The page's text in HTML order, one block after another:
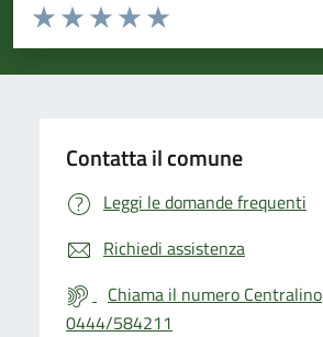
Valuta da 1 a 5 stelle la pagina
Valuta 5 stelle su 5
Valuta 4 stelle su 5
Valuta 3 stelle su 5
Valuta 2 stelle su 5
Valuta 1 stelle su 5
Contatta il comune
Leggi le domande frequenti
Richiedi assistenza
Chiama il numero Centralino
0444/584211